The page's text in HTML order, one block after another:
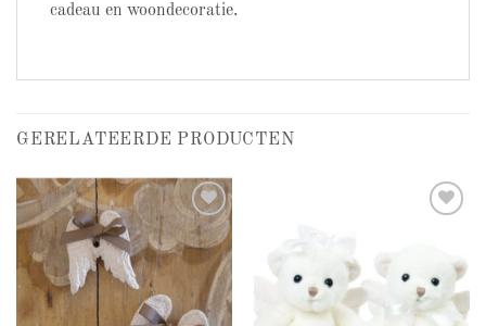
cadeau en woondecoratie.
GERELATEERDE PRODUCTEN
Add to
wishlist